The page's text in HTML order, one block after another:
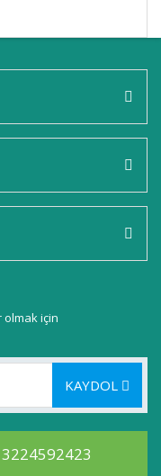
olmak için
KAYDOL
3224592423